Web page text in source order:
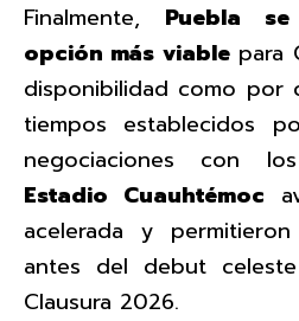
Finalmente, Puebla
opción más viablepara
disponibilidad como por
tiempos establecidos
negociaciones con
Estadio Cuauhtémoc
acelerada y
antes del debut
Clausura 2026.